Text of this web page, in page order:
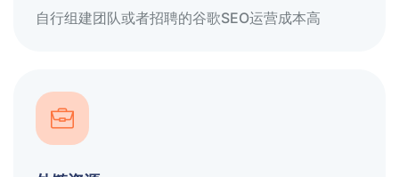
自行组建团队或者招聘的谷歌SEO运营成本高